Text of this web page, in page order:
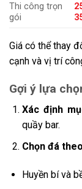
Thi công trọn
gói
Giá có thể thay
cạnh và vị trí
Gợi ý lựa
Xác định
quầy bar.
Chọn đá
Huyền bí và